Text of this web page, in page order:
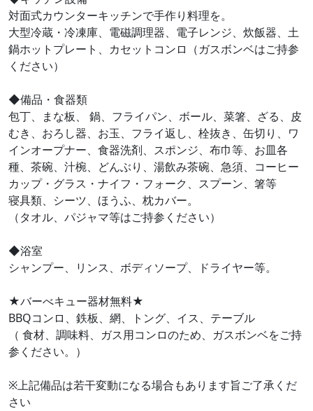
対面式カウンターキッチンで手作り料理を。
大型冷蔵・冷凍庫、電磁調理器、電子レンジ、炊飯器、土
鍋ホットプレート、カセットコンロ（ガスボンベはご持参
ください）
◆備品・食器類
包丁、まな板、 鍋、フライパン、ボール、菜箸、ざる、皮
むき、おろし器、お玉、フライ返し、栓抜き、缶切り、ワ
インオープナー、食器洗剤、スポンジ、布巾等、お皿各
種、茶碗、汁椀、どんぶり、湯飲み茶碗、急須、コーヒー
カップ・グラス・ナイフ・フォーク、スプーン、箸等
寝具類、シーツ、ほうふ、枕カバー。
（タオル、パジャマ等はご持参ください）
◆浴室
シャンプー、リンス、ボディソープ、ドライヤー等。
★バーべキュー器材無料★
BBQコンロ、鉄板、網、トング、イス、テーブル
（ 食材、調味料、ガス用コンロのため、ガスボンベをご持
参ください。）
※上記備品は若干変動になる場合もあります旨ご了承くだ
さい